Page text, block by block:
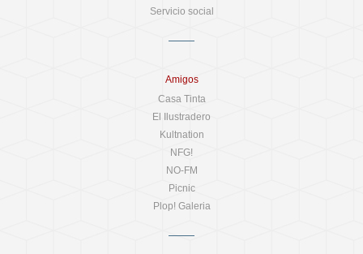
Servicio social
Amigos
Casa Tinta
El Ilustradero
Kultnation
NFG!
NO-FM
Picnic
Plop! Galeria